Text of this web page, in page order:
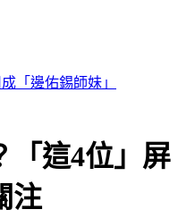
這樣說
「這4位」屏
注